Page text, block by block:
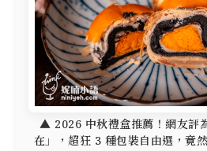
▲ 2026 中秋禮盒推薦！網友評
在」，超狂 3 種包裝自由選，竟